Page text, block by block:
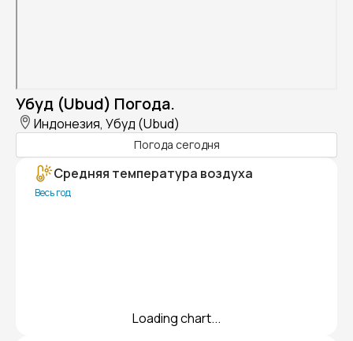
Убуд (Ubud) Погода.
Индонезия, Убуд (Ubud)
Погода сегодня
Средняя температура воздуха
Весь год
Loading chart...